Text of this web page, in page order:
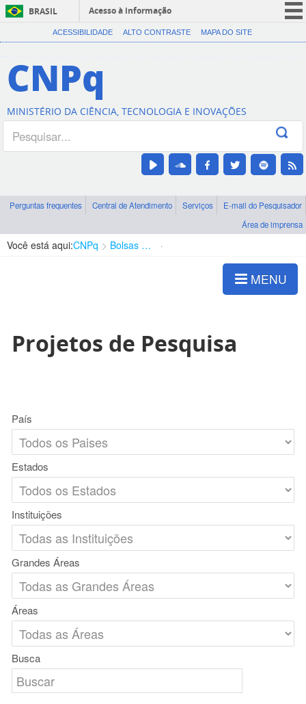
BRASIL
Acesso à informação
CORONAVÍRUS (COVID-19)
Canais
ACESSIBILIDADE ALTO CONTRASTE MAPA DO SITE
CNPq
MINISTÉRIO DA CIÊNCIA, TECNOLOGIA E INOVAÇÕES
Perguntas frequentes Central de Atendimento Serviços
E-mail do Pesquisador
Área de imprensa
Você está aqui:CNPq Bolsas e Auxílios Vigentes
MENU
Projetos de Pesquisa
País
Estados
Instituições
Grandes Áreas
Áreas
Busca